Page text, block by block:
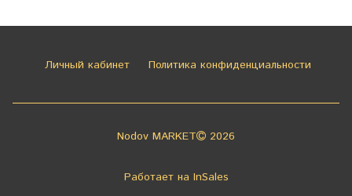
Личный кабинет Политика конфиденциальности
Nodov MARKET 2026
Работает на InSales